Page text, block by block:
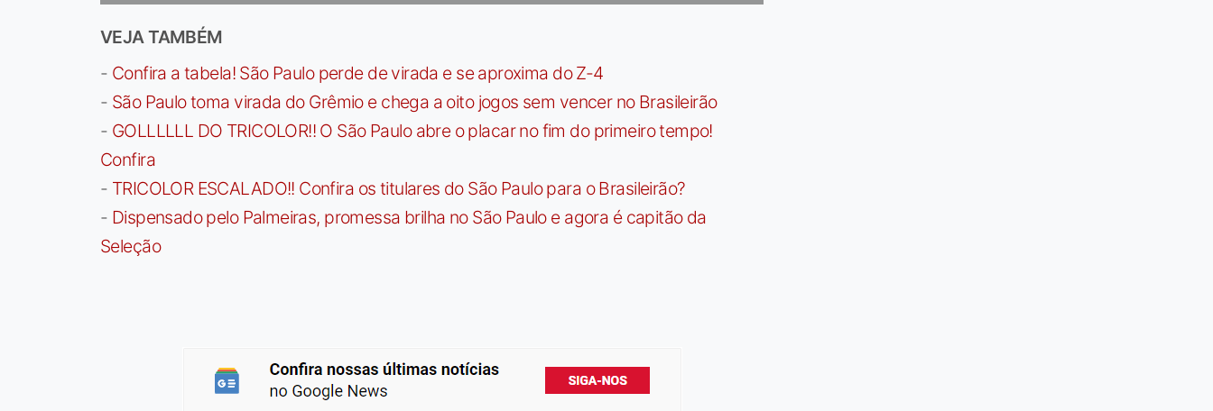
VEJA TAMBÉM
- Confira a tabela! São Paulo perde de virada e se aproxima do Z-4
- São Paulo toma virada do Grêmio e chega a oito jogos sem vencer no Brasileirão
- GOLLLLLL DO TRICOLOR!! O São Paulo abre o placar no fim do primeiro tempo!
Confira
- TRICOLOR ESCALADO!! Confira os titulares do São Paulo para o Brasileirão?
- Dispensado pelo Palmeiras, promessa brilha no São Paulo e agora é capitão da
Seleção